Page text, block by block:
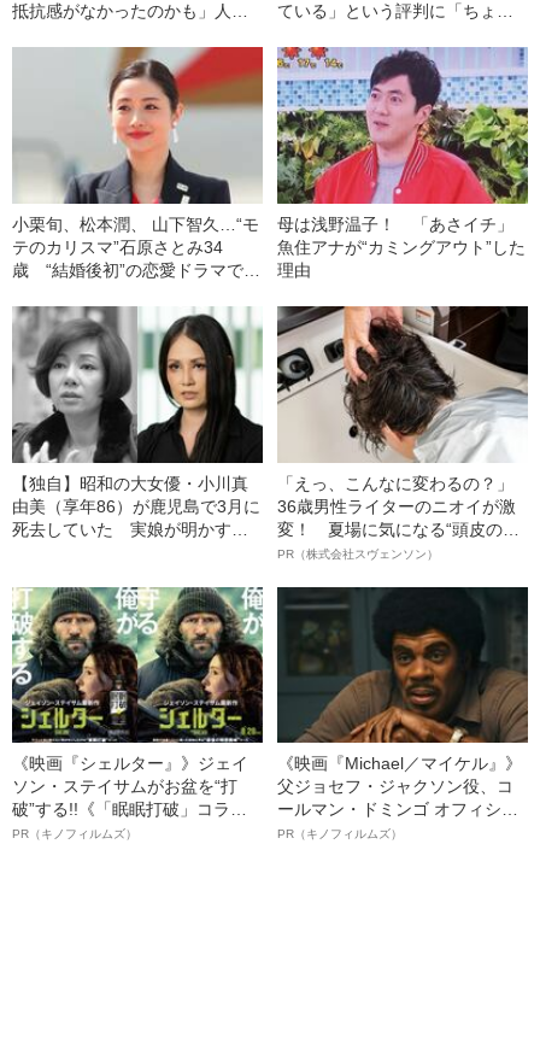
抵抗感がなかったのかも」人生
ている」という評判に「ちょっ
小栗旬、松本潤、 山下智久…“モ
テのカリスマ”石原さとみ34
歳 “結婚後初”の恋愛ドラマで狙
母は浅野温子！ 「あさイチ」
魚住アナが“カミングアウト”した
理由
【独自】昭和の大女優・小川真
由美（享年86）が鹿児島で3月に
死去していた 実娘が明かす
「えっ、こんなに変わるの？」
36歳男性ライターのニオイが激
変！ 夏場に気になる“頭皮のニ
オイ”や“ベタつき”を解消す
ト”が生み出した徹底ケアとは
PR（株式会社スヴェンソン）
《映画『シェルター』》ジェイ
ソン・ステイサムがお盆を“打
破”する!!《「眠眠打破」コラ
ボ》
PR（キノフィルムズ）
《映画『Michael／マイケル』》
父ジョセフ・ジャクソン役、コ
ールマン・ドミンゴ オフィシャ
ルインタビュー“観客を魅了した
PR（キノフィルムズ）